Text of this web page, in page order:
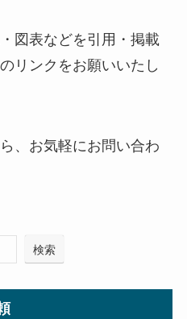
図表などを引用・掲載
リンクをお願いいたし
、お気軽にお問い合わ
検索